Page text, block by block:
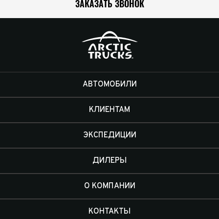
ЗАКАЗАТЬ ЗВОНОК
АВТОМОБИЛИ
КЛИЕНТАМ
ЭКСПЕДИЦИИ
ДИЛЕРЫ
О КОМПАНИИ
КОНТАКТЫ